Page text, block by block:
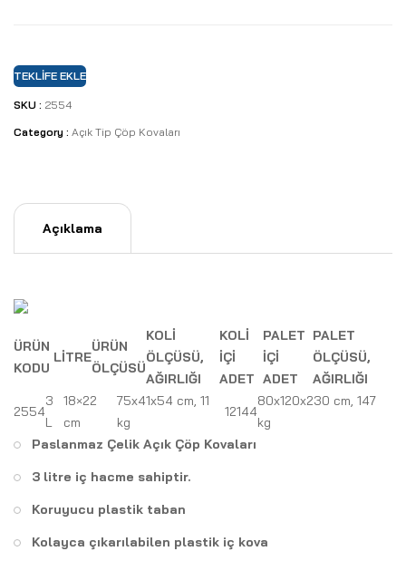
TEKLIFE EKLE
SKU : 2554
Category : Açık Tip Çöp Kovaları
Açıklama
ÜRÜN
KODU
LİTRE
ÜRÜN
ÖLÇÜSÜ
KOLİ
ÖLÇÜSÜ,
AĞIRLIĞI
KOLİ
İÇİ
ADET
PALET
İÇİ
ADET
PALET
ÖLÇÜSÜ,
AĞIRLIĞI
2554
3
L
18×22
cm
75x41x54 cm, 11
kg
12144
80x120x230 cm, 147
kg
Paslanmaz Çelik Açık Çöp Kovaları
3 litre iç hacme sahiptir.
Koruyucu plastik taban
Kolayca çıkarılabilen plastik iç kova